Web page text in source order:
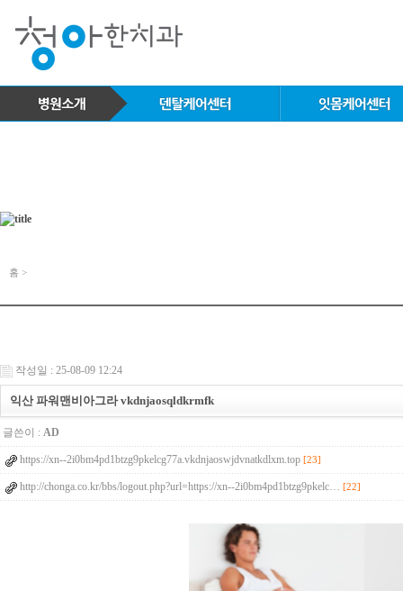
홈 >
작성일 : 25-08-09 12:24
익산 파워맨비아그라 vkdnjaosqldkrmfk
글쓴이 : AD
https://xn--2i0bm4pd1btzg9pkelcg77a.vkdnjaoswjdvnatkdlxm.top [23]
http://chonga.co.kr/bbs/logout.php?url=https://xn--2i0bm4pd1btzg9pkelc… [22]